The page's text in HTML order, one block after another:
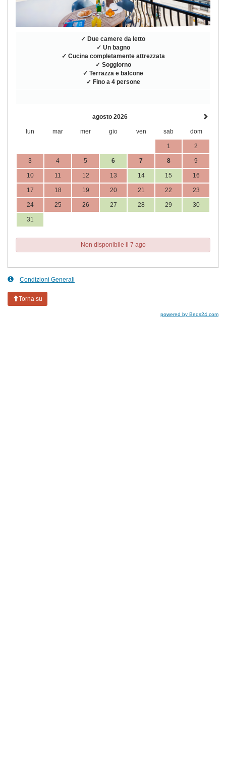
✓ Due camere da letto
✓ Un bagno
✓ Cucina completamente attrezzata
✓ Soggiorno
✓ Terrazza e balcone
✓ Fino a 4 persone
agosto 2026
lun mar mer gio ven sab dom
1 2
3 4 5 6 7 8 9
10 11 12 13 14 15 16
17 18 19 20 21 22 23
24 25 26 27 28 29 30
31
Non disponibile il 7 ago
Condizioni Generali
Torna su
powered by Beds24.com